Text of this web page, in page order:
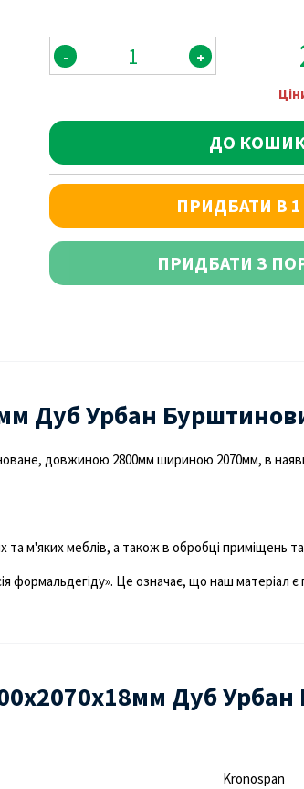
- +
ДО
ПРИДБАТИ В
ПРИДБАТИ З
Дуб Урбан
довжиною 2800мм шириною 2070мм, в
та м'яких меблів, а також в обробці приміщень
формальдегіду». Це означає, що наш
Дуб
Kronospan